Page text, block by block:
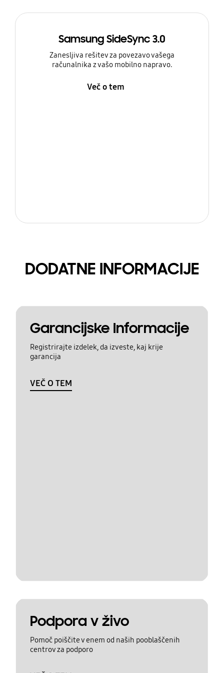
Samsung SideSync 3.0
Zanesljiva rešitev za povezavo vašega
računalnika z vašo mobilno napravo.
Več o tem
DODATNE INFORMACIJE
Garancijske Informacije
Registrirajte izdelek, da izveste, kaj krije
garancija
VEČ O TEM
Podpora v živo
Pomoč poiščite v enem od naših pooblaščenih
centrov za podporo